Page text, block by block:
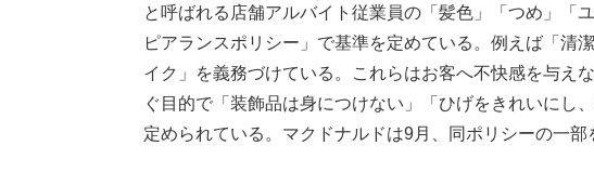
と呼ばれる店舗アルバイト従業員の「髪色」「つめ」「
ピアランスポリシー」で基準を定めている。例えば「清
イク」を義務づけている。これらはお客へ不快感を与え
ぐ目的で「装飾品は身につけない」「ひげをきれいにし
定められている。マクドナルドは9月、同ポリシーの一部